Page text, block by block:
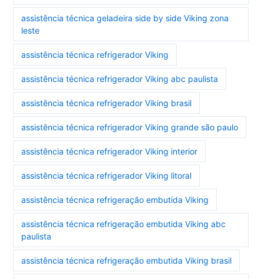
assistência técnica geladeira side by side Viking zona
leste
assistência técnica refrigerador Viking
assistência técnica refrigerador Viking abc paulista
assistência técnica refrigerador Viking brasil
assistência técnica refrigerador Viking grande são paulo
assistência técnica refrigerador Viking interior
assistência técnica refrigerador Viking litoral
assistência técnica refrigeração embutida Viking
assistência técnica refrigeração embutida Viking abc
paulista
assistência técnica refrigeração embutida Viking brasil